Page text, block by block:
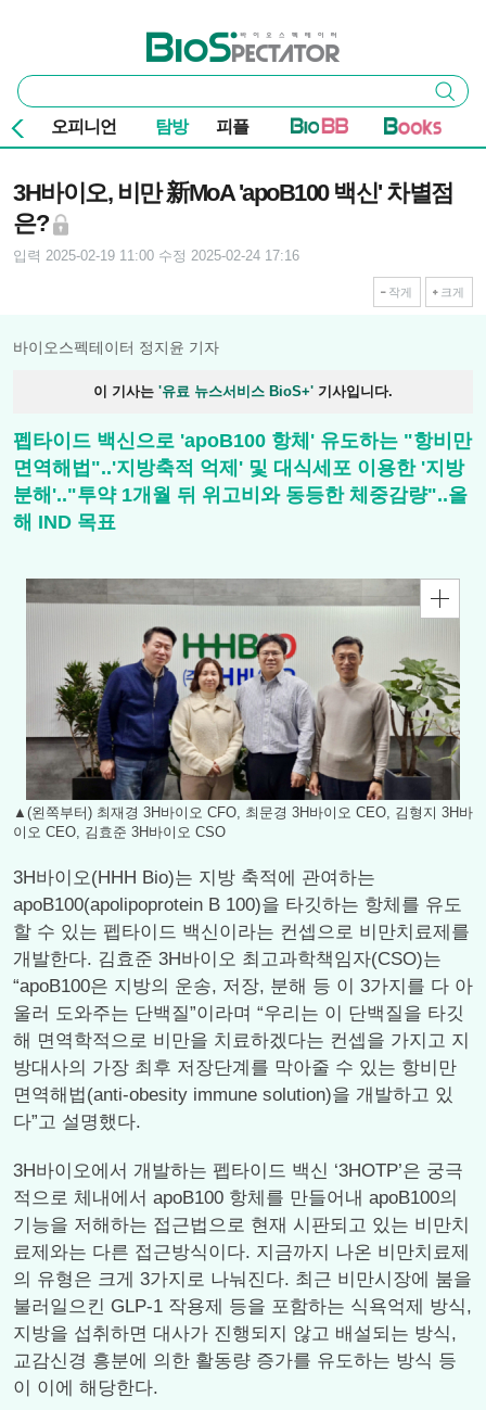
바이오스펙테이터
통
합
검
색
검색
오피니언 탐방 피플
3H바이오, 비만 新MoA 'apoB100 백신' 차별점
은?
입력 2025-02-19 11:00 수정 2025-02-24 17:16
작게 크게
바이오스펙테이터 정지윤 기자
이 기사는 '유료 뉴스서비스 BioS+' 기사입니다.
펩타이드 백신으로 'apoB100 항체' 유도하는 "항비만
면역해법"..'지방축적 억제' 및 대식세포 이용한 '지방
분해'.."투약 1개월 뒤 위고비와 동등한 체중감량"..올
해 IND 목표
▲(왼쪽부터) 최재경 3H바이오 CFO, 최문경 3H바이오 CEO, 김형지 3H바
이오 CEO, 김효준 3H바이오 CSO
3H바이오(HHH Bio)는 지방 축적에 관여하는
apoB100(apolipoprotein B 100)을 타깃하는 항체를 유도
할 수 있는 펩타이드 백신이라는 컨셉으로 비만치료제를
개발한다. 김효준 3H바이오 최고과학책임자(CSO)는
“apoB100은 지방의 운송, 저장, 분해 등 이 3가지를 다 아
울러 도와주는 단백질”이라며 “우리는 이 단백질을 타깃
해 면역학적으로 비만을 치료하겠다는 컨셉을 가지고 지
방대사의 가장 최후 저장단계를 막아줄 수 있는 항비만
면역해법(anti-obesity immune solution)을 개발하고 있
다”고 설명했다.
3H바이오에서 개발하는 펩타이드 백신 ‘3HOTP’은 궁극
적으로 체내에서 apoB100 항체를 만들어내 apoB100의
기능을 저해하는 접근법으로 현재 시판되고 있는 비만치
료제와는 다른 접근방식이다. 지금까지 나온 비만치료제
의 유형은 크게 3가지로 나눠진다. 최근 비만시장에 붐을
불러일으킨 GLP-1 작용제 등을 포함하는 식욕억제 방식,
지방을 섭취하면 대사가 진행되지 않고 배설되는 방식,
교감신경 흥분에 의한 활동량 증가를 유도하는 방식 등
이 이에 해당한다.